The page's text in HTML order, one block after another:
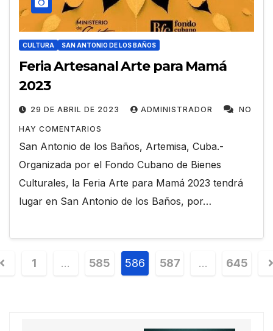
CULTURA SAN ANTONIO DE LOS BAÑOS
Feria Artesanal Arte para Mamá
2023
29 DE ABRIL DE 2023 ADMINISTRADOR NO
HAY COMENTARIOS
San Antonio de los Baños, Artemisa, Cuba.-
Organizada por el Fondo Cubano de Bienes
Culturales, la Feria Arte para Mamá 2023 tendrá
lugar en San Antonio de los Baños, por…
1 … 585 586 587 … 645